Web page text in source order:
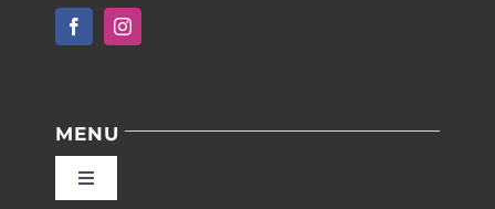
MENU
Toggle